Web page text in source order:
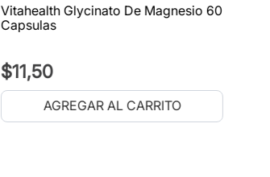
Vitahealth Glycinato De Magnesio 60
Capsulas
$11,50
AGREGAR AL CARRITO